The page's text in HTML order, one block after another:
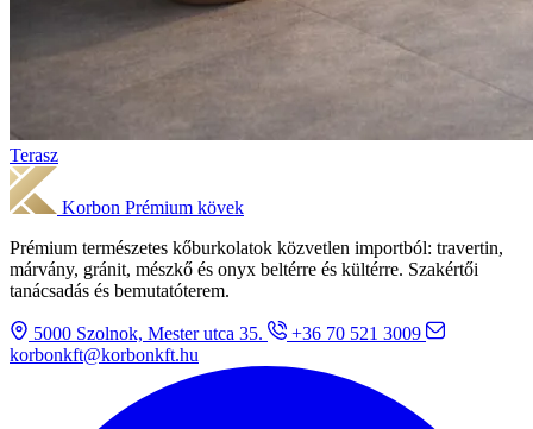
Terasz
Korbon Prémium kövek
Prémium természetes kőburkolatok közvetlen importból: travertin,
márvány, gránit, mészkő és onyx beltérre és kültérre. Szakértői
tanácsadás és bemutatóterem.
5000 Szolnok, Mester utca 35.
+36 70 521 3009
korbonkft@korbonkft.hu